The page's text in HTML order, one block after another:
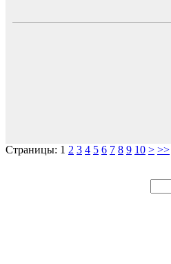
Страницы: 1 2 3 4 5 6 7 8 9 10 > >>